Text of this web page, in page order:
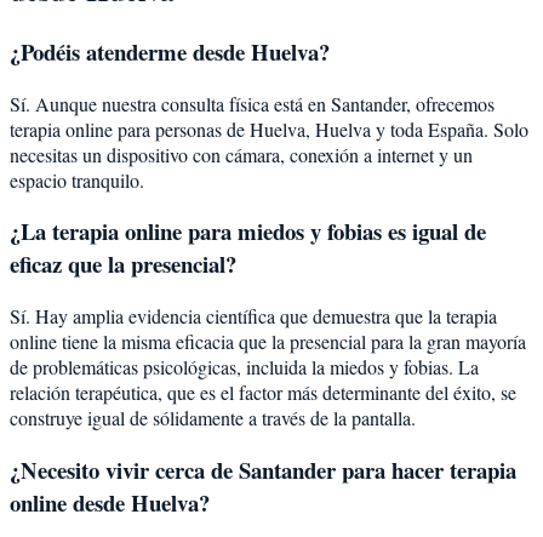
¿Podéis atenderme desdeHuelva?
Sí. Aunque nuestra consulta física está en Santander, ofrecemos
terapia online para personas deHuelva, Huelva y toda España. Solo
necesitas un dispositivo con cámara, conexión a internet y un
espacio tranquilo.
¿La terapia online paramiedos y fobiases igual de
eficaz que la presencial?
Sí. Hay amplia evidencia científica que demuestra que la terapia
online tiene la misma eficacia que la presencial para la gran mayoría
de problemáticas psicológicas, incluida la miedos y fobias. La
relación terapéutica, que es el factor más determinante del éxito, se
construye igual de sólidamente a través de la pantalla.
¿Necesito vivir cerca de Santander para hacer terapia
online desde Huelva?